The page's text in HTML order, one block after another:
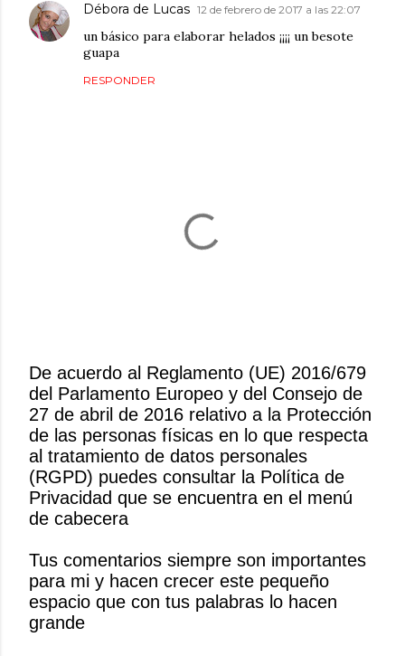
Débora de Lucas 12 de febrero de 2017 a las 22:07
un básico para elaborar helados ¡¡¡¡ un besote
guapa
RESPONDER
P
u
b
l
i
c
a
u
n
c
o
De acuerdo al Reglamento (UE) 2016/679
del Parlamento Europeo y del Consejo de
27 de abril de 2016 relativo a la Protección
de las personas físicas en lo que respecta
al tratamiento de datos personales
(RGPD) puedes consultar la Política de
Privacidad que se encuentra en el menú
de cabecera
Tus comentarios siempre son importantes
para mi y hacen crecer este pequeño
espacio que con tus palabras lo hacen
grande